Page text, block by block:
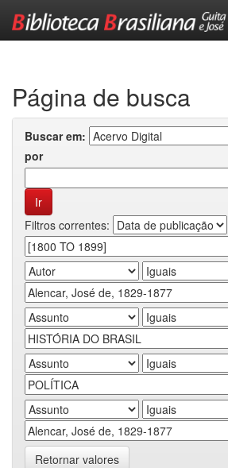
Página de busca
Buscar em:
por
Filtros correntes:
Retornar valores